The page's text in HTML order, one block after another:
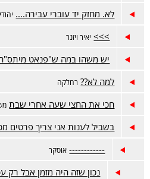
לא. מחזק יד עוברי עבירה....
>>> יאיר ויזנר
יש משהו במה ש"פנאט
למה לא?? רחלקה
חכי את החצי שעה אחרי שבת
בשביל לענות אני צריך פרטים
------------ אוסקר
נכון שזה היה מזמן אבל רק